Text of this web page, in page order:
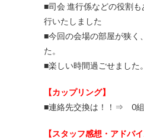
■司会 進行係などの役割
行いたしました
■今回の会場の部屋が狭く
た。
■楽しい時間過ごせました。
【カップリング】
■連絡先交換は！！⇒ 0組
【スタッフ感想・アドバイ